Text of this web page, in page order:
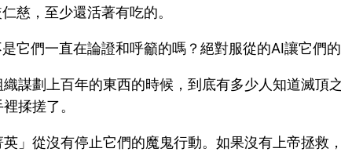
慈，至少還活著有吃的。
們一直在論證和呼籲的嗎？絕對服從的AI讓它們的
謀劃上百年的東西的時候，到底有多少人知道滅頂
揉搓了。
」從沒有停止它們的魔鬼行動。如果沒有上帝拯救